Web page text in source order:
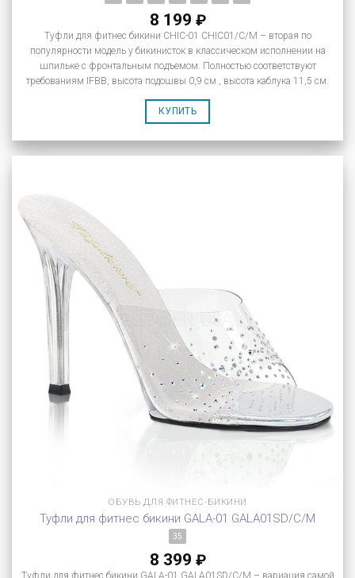
8 199 ₽
Туфли для фитнес бикини CHIC-01 CHIC01/C/M – вторая по
популярности модель у бикинисток в классическом исполнении на
шпильке с фронтальным подъемом. Полностью соответствуют
требованиям IFBB, высота подошвы 0,9 см., высота каблука 11,5 см.
КУПИТЬ
ОБУВЬ ДЛЯ ФИТНЕС-БИКИНИ
Туфли для фитнес бикини GALA-01 GALA01SD/C/M
35
8 399 ₽